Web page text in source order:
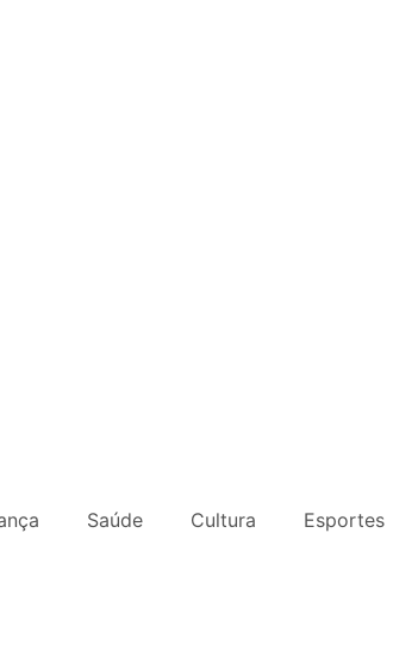
Saúde Cultura Esportes